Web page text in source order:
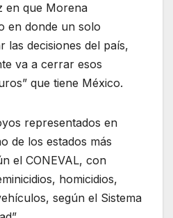
en que Morena
en donde un solo
las decisiones del país,
va a cerrar esos
que tiene México.
representados en
de los estados más
el CONEVAL, con
homicidios,
según el Sistema